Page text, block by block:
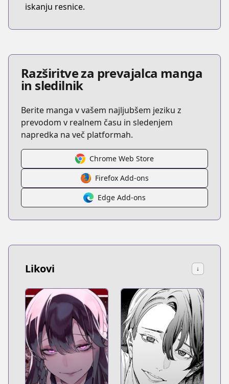
iskanju resnice.
Razširitve za prevajalca manga
in sledilnik
Berite manga v vašem najljubšem jeziku z
prevodom v realnem času in sledenjem
napredka na več platformah.
Chrome Web Store
Firefox Add-ons
Edge Add-ons
Likovi ↓